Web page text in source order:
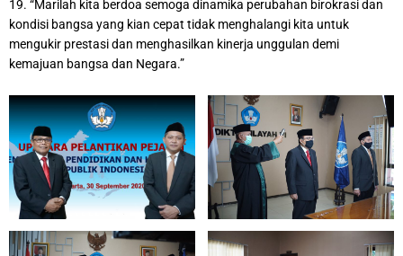
19. “Marilah kita berdoa semoga dinamika perubahan birokrasi dan
kondisi bangsa yang kian cepat tidak menghalangi kita untuk
mengukir prestasi dan menghasilkan kinerja unggulan demi
kemajuan bangsa dan Negara.”